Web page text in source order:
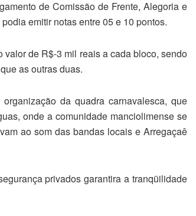
de Comissão de Frente, Alegoria e
emitir notas entre 05 e 10 pontos.
de R$-3 mil reais a cada bloco, sendo
as outras duas.
da quadra carnavalesca, que
onde a comunidade manciolimense se
ao som das bandas locais e Arregaçaê
privados garantira a tranqüilidade